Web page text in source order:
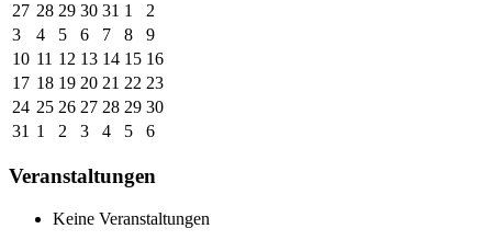
27 28 29 30 31 1
2
3
4 5 6 7 8
9
10 11 12 13 14 15 16
17 18 19 20 21 22 23
24 25 26 27 28 29 30
31 1 2 3 4 5 6
Veranstaltungen
Keine Veranstaltungen